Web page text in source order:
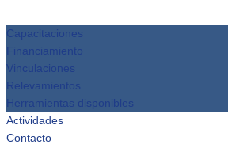
Capacitaciones
Financiamiento
Vinculaciones
Relevamientos
Herramientas disponibles
Actividades
Contacto